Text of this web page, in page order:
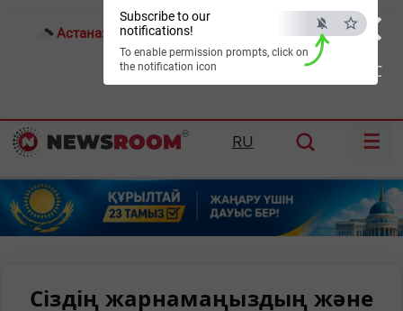
×
ESC
Subscribe to our
notifications!
To enable permission prompts, click on
the notification icon
Астана: 22°C Алматы: Шымкент:34°C
RU ☰
Сіздің жарнамаңыздың және